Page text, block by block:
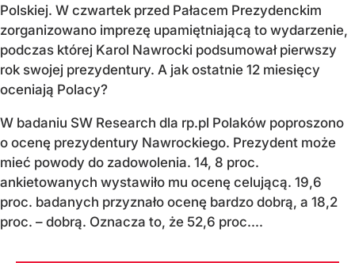
Polskiej. W czwartek przed Pałacem Prezydenckim
zorganizowano imprezę upamiętniającą to wydarzenie,
podczas której Karol Nawrocki podsumował pierwszy
rok swojej prezydentury. A jak ostatnie 12 miesięcy
oceniają Polacy?
W badaniu SW Research dla rp.pl Polaków poproszono
o ocenę prezydentury Nawrockiego. Prezydent może
mieć powody do zadowolenia. 14, 8 proc.
ankietowanych wystawiło mu ocenę celującą. 19,6
proc. badanych przyznało ocenę bardzo dobrą, a 18,2
proc. – dobrą. Oznacza to, że 52,6 proc....